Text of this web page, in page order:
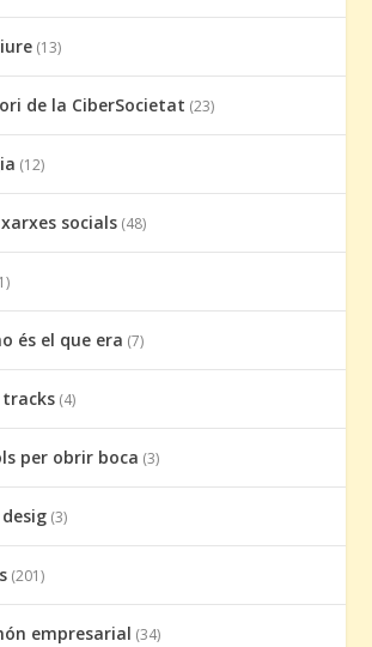
(13)
de la CiberSocietat (23)
(12)
socials (48)
és el que era (7)
tracks (4)
per obrir boca (3)
(3)
(201)
empresarial (34)